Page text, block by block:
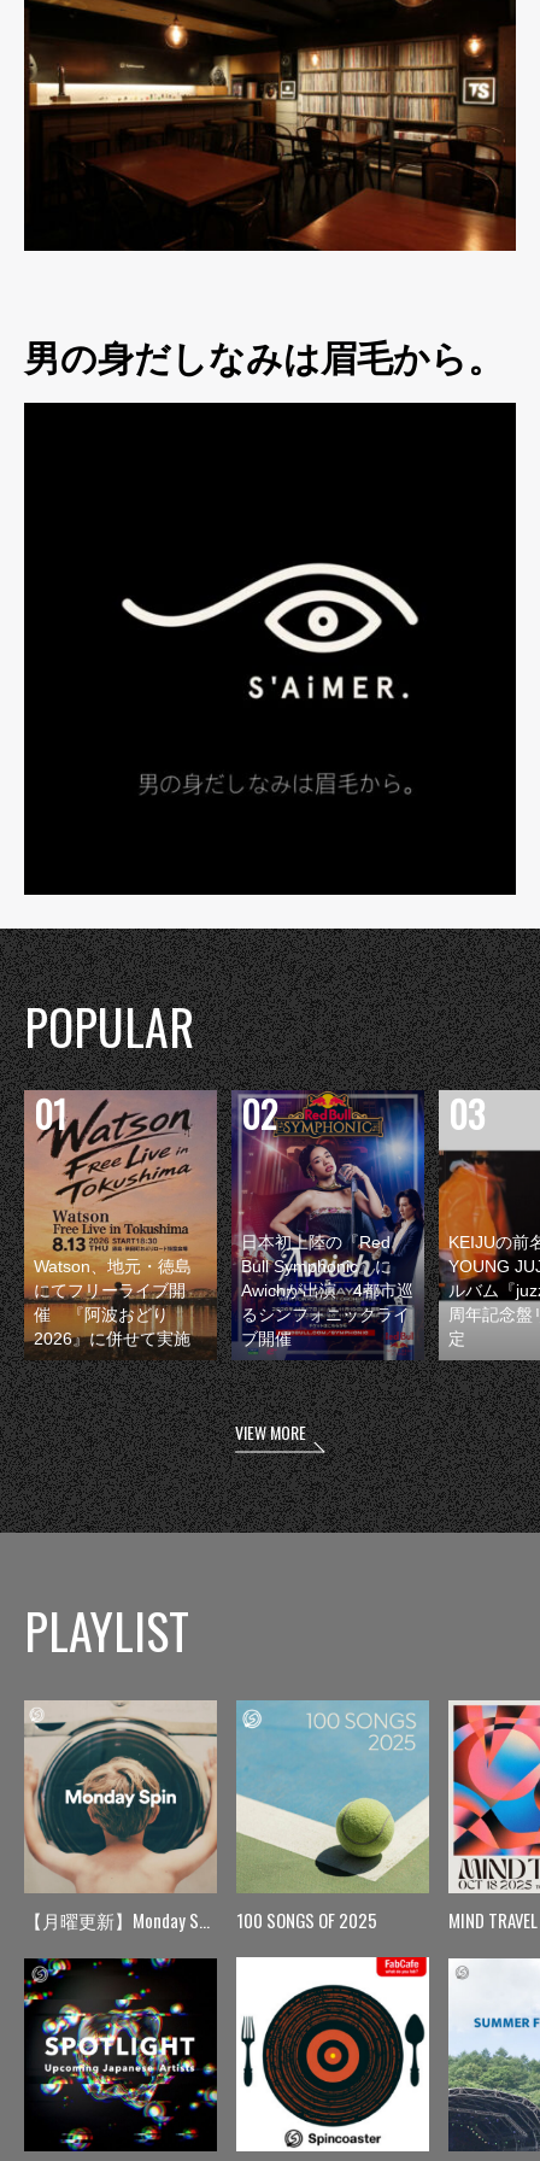
男の身だしなみは眉毛から。
POPULAR
Watson、地元・徳島
にてフリーライブ開
催 『阿波おどり
2026』に併せて実施
日本初上陸の『Red
Bull Symphonic』に
Awichが出演 4都市巡
るシンフォニックライ
ブ開催
KEIJUの前
YOUNG
ルバム『
周年記念盤
定
VIEW MORE
PLAYLIST
【月曜更新】Monday Spin 100 SONGS OF 2025 MIND TRAVEL